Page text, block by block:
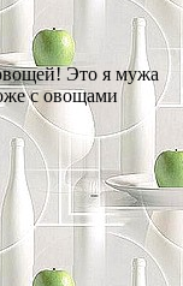
Это я мужа
с овощами